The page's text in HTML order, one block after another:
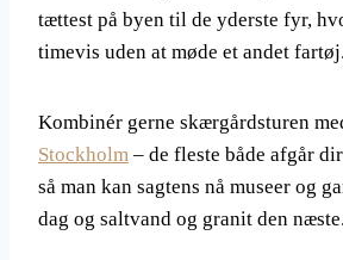
tættest på byen til de yderste fyr,
timevis uden at møde et andet fartøj.
Kombinér gerne skærgårdsturen
Stockholm – de fleste både afgår
så man kan sagtens nå museer og
dag og saltvand og granit den næste.